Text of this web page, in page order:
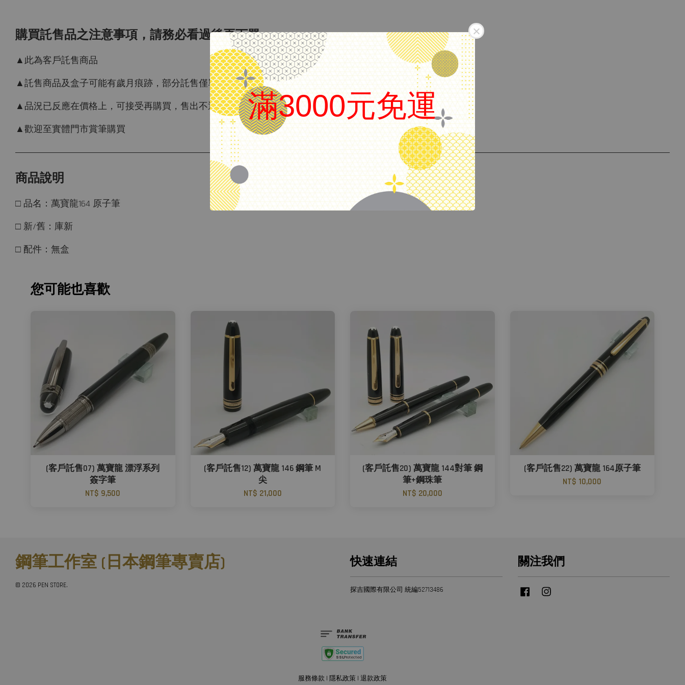
滿3000元免運
.
購買託售品之注意事項，請務必看過後再下單：
▲此為客戶託售商品
▲託售商品及盒子可能有歲月痕跡，部分託售僅單筆，無盒(請於商品說明中確認。)
▲品況已反應在價格上，可接受再購買，售出不退，謝謝
▲歡迎至實體門市賞筆購買
商品說明
□ 品名：萬寶龍164 原子筆
□ 新/舊：庫新
□ 配件：無盒
您可能也喜歡
(客戶託售07) 萬寶龍 漂浮系列
簽字筆
NT$ 9,500
(客戶託售12) 萬寶龍 146 鋼筆 M
尖
NT$ 21,000
(客戶託售20) 萬寶龍 144對筆 鋼
筆+鋼珠筆
NT$ 20,000
(客戶託售22) 萬寶龍 164原子筆
NT$ 10,000
鋼筆工作室 (日本鋼筆專賣店)
© 2026 PEN STORE.
快速連結
探吉國際有限公司 統編52713486
關注我們
Facebook
服務條款 | 隱私政策 | 退款政策